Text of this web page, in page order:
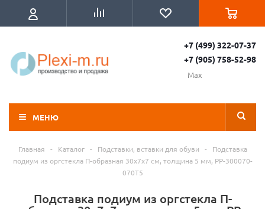
+7 (499) 322-07-37
+7 (905) 758-52-98
Max
МЕНЮ
Главная - Каталог - Подставки, вставки для обуви -
Подставка
подиум из оргстекла П-образная 30х7х7 см, толщина 5 мм, PP-300070-
070T5
Подставка подиум из оргстекла П-